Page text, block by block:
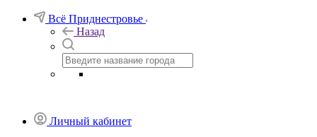
Всё Приднестровье
Назад
Личный кабинет